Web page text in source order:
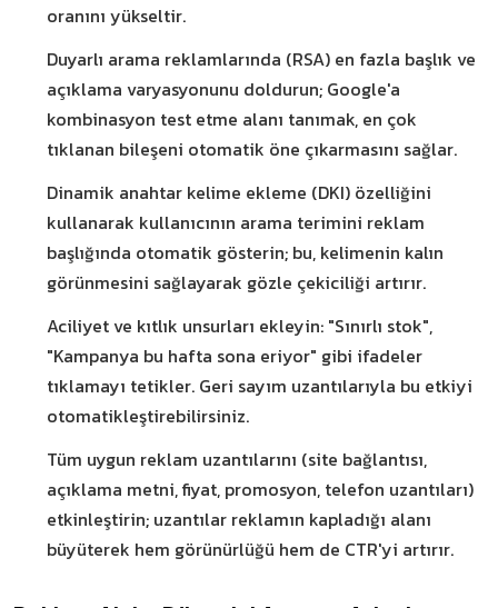
oranını yükseltir.
Duyarlı arama reklamlarında (RSA) en fazla başlık ve
açıklama varyasyonunu doldurun; Google'a
kombinasyon test etme alanı tanımak, en çok
tıklanan bileşeni otomatik öne çıkarmasını sağlar.
Dinamik anahtar kelime ekleme (DKI) özelliğini
kullanarak kullanıcının arama terimini reklam
başlığında otomatik gösterin; bu, kelimenin kalın
görünmesini sağlayarak gözle çekiciliği artırır.
Aciliyet ve kıtlık unsurları ekleyin: "Sınırlı stok",
"Kampanya bu hafta sona eriyor" gibi ifadeler
tıklamayı tetikler. Geri sayım uzantılarıyla bu etkiyi
otomatikleştirebilirsiniz.
Tüm uygun reklam uzantılarını (site bağlantısı,
açıklama metni, fiyat, promosyon, telefon uzantıları)
etkinleştirin; uzantılar reklamın kapladığı alanı
büyüterek hem görünürlüğü hem de CTR'yi artırır.